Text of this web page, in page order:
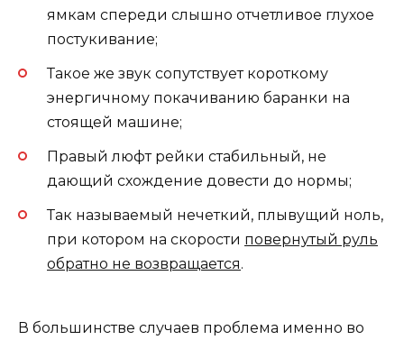
ямкам спереди слышно отчетливое глухое
постукивание;
Такое же звук сопутствует короткому
энергичному покачиванию баранки на
стоящей машине;
Правый люфт рейки стабильный, не
дающий схождение довести до нормы;
Так называемый нечеткий, плывущий ноль,
при котором на скорости повернутый руль
обратно не возвращается.
В большинстве случаев проблема именно во